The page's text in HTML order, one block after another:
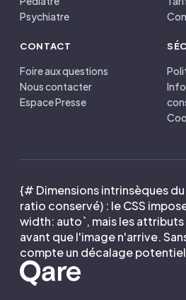
Psychiatre
CONTACT
Foire aux questions
Nous contacter
Espace Presse
{# Dimensions intrinsèques du
ratio conservé) : le CSS
width: auto`, mais les
avant que l'image n'arrive.
compte un décalage